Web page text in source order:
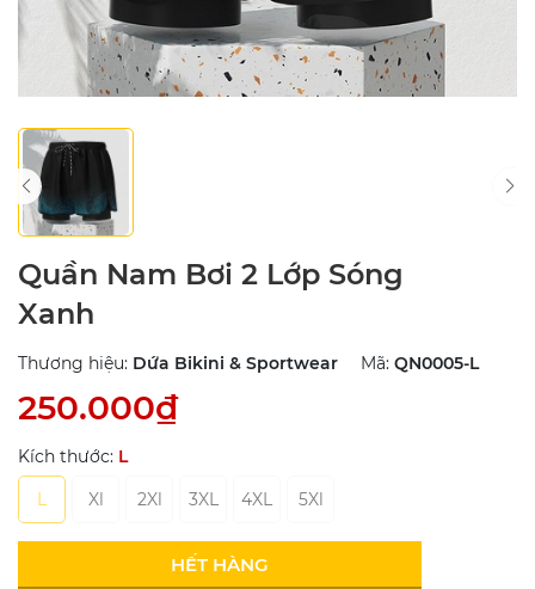
Quần Nam Bơi 2 Lớp Sóng
Xanh
Thương hiệu: Dứa Bikini & Sportwear Mã: QN0005-L
250.000₫
Kích thước: L
L
Xl 2Xl 3XL 4XL 5Xl
HẾT HÀNG